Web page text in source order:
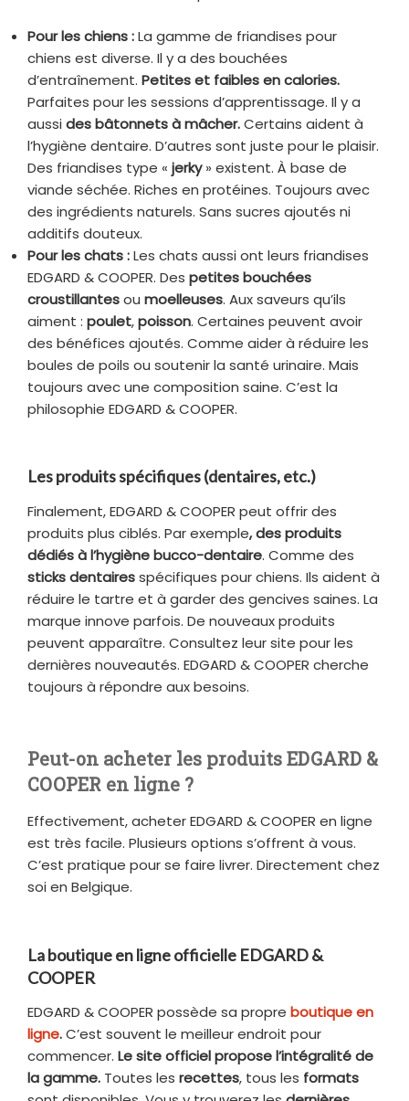
Pour les chiens :La gamme de friandises pour
chiens est diverse. Il y a des bouchées
d’entraînement. Petites et faibles en calories.
Parfaites pour les sessions d’apprentissage. Il y a
aussi des bâtonnets à mâcher.Certains aident à
l’hygiène dentaire. D’autres sont juste pour le plaisir.
Des friandises type « jerky» existent. À base de
viande séchée. Riches en protéines. Toujours avec
des ingrédients naturels. Sans sucres ajoutés ni
additifs douteux.
Pour les chats :Les chats aussi ont leurs friandises
EDGARD & COOPER. Des petites bouchées
croustillantesou moelleuses. Aux saveurs qu’ils
aiment : poulet,poisson. Certaines peuvent avoir
des bénéfices ajoutés. Comme aider à réduire les
boules de poils ou soutenir la santé urinaire. Mais
toujours avec une composition saine. C’est la
philosophie EDGARD & COOPER.
Les produits spécifiques (dentaires, etc.)
Finalement, EDGARD & COOPER peut offrir des
produits plus ciblés. Par exemple, des produits
dédiés à l’hygiène bucco-dentaire. Comme des
sticks dentairesspécifiques pour chiens. Ils aident à
réduire le tartre et à garder des gencives saines. La
marque innove parfois. De nouveaux produits
peuvent apparaître. Consultez leur site pour les
dernières nouveautés. EDGARD & COOPER cherche
toujours à répondre aux besoins.
Peut-on acheter les produits EDGARD &
COOPER en ligne ?
Effectivement, acheter EDGARD & COOPER en ligne
est très facile. Plusieurs options s’offrent à vous.
C’est pratique pour se faire livrer. Directement chez
soi en Belgique.
La boutique en ligne officielle EDGARD &
COOPER
EDGARD & COOPER possède sa propre boutique en
ligne.C’est souvent le meilleur endroit pour
commencer. Le site officiel propose l’intégralité de
la gamme. Toutes les recettes, tous les formats